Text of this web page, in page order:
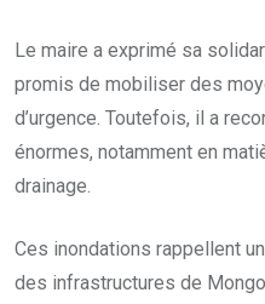
Le maire a exprimé sa
promis de mobiliser des
d’urgence. Toutefois, il a
énormes, notamment en
drainage.
Ces inondations rappellent
des infrastructures de